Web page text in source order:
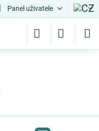
Panel uživatele